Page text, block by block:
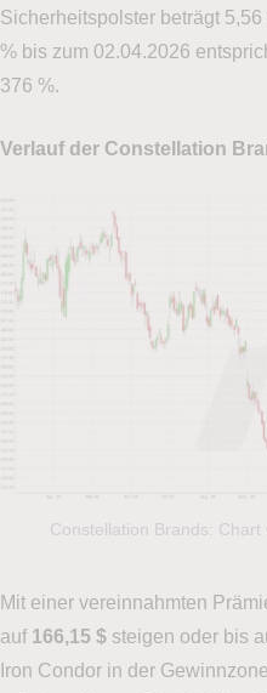
Sicherheitspolster beträgt
% bis zum 02.04.2026
376 %.
Verlauf der Constellation
Constellation Brands: Chart
Mit einer vereinnahmten
auf 166,15 $ steigen oder bis
Iron Condor in der